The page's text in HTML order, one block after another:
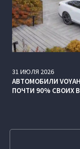
31 ИЮЛЯ 2026
АВТОМОБИЛИ
ПОЧТИ 90% СВОИХ